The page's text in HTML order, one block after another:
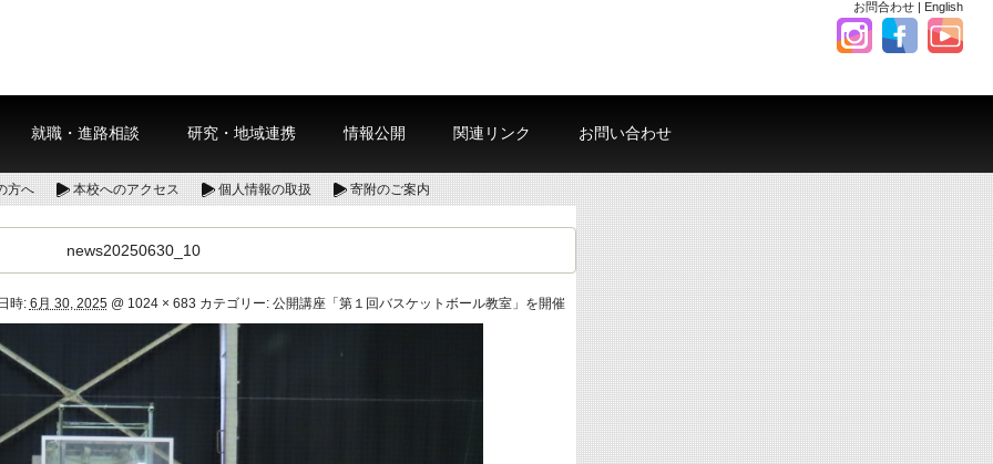
お問合わせ | English
就職・進路相談 研究・地域連携 情報公開 関連リンク お問い合わせ
方へ 本校へのアクセス 個人情報の取扱 寄附のご案内
news20250630_10
時: 6月 30, 2025@ 1024 × 683 カテゴリー: 公開講座「第１回バスケットボール教室」を開催